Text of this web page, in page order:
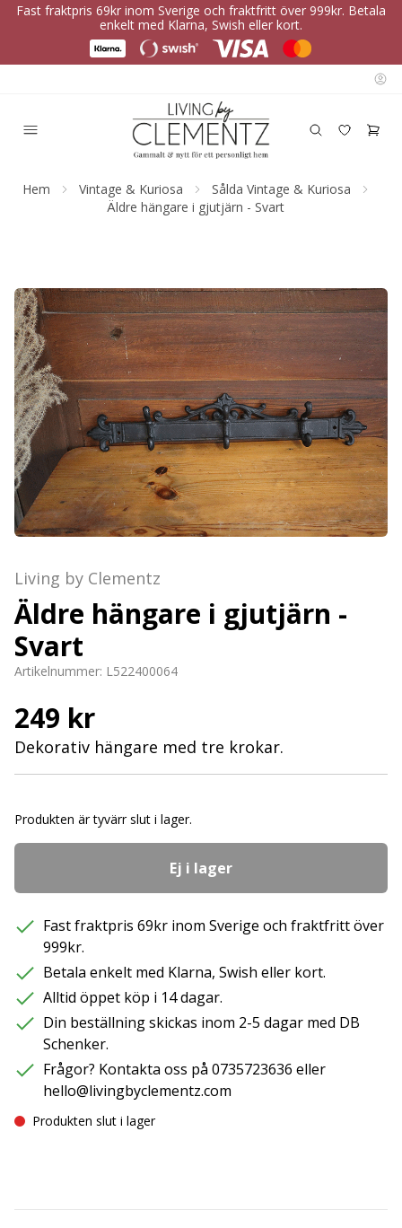
Fast fraktpris 69kr inom Sverige och fraktfritt över 999kr. Betala
enkelt med Klarna, Swish eller kort.
Hem Vintage & Kuriosa
Sålda Vintage & Kuriosa
Äldre hängare i gjutjärn - Svart
Living by Clementz
Äldre hängare i gjutjärn -
Svart
Artikelnummer: L522400064
249 kr
Dekorativ hängare med tre krokar.
Produkten är tyvärr slut i lager.
Ej i lager
Fast fraktpris 69kr inom Sverige och fraktfritt över
999kr.
Betala enkelt med Klarna, Swish eller kort.
Alltid öppet köp i 14 dagar.
Din beställning skickas inom 2-5 dagar med DB
Schenker.
Frågor? Kontakta oss på 0735723636 eller
hello@livingbyclementz.com
Produkten slut i lager